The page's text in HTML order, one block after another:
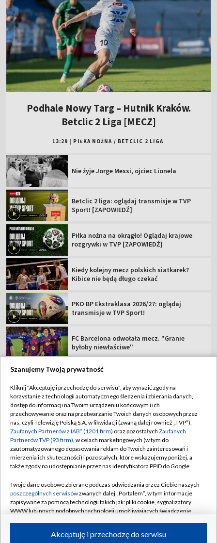
Podhale Nowy Targ – Hutnik Kraków.
Betclic 2 Liga [MECZ]
13:29 | PIŁKA NOŻNA / BETCLIC 2 LIGA
Nie żyje Jorge Messi, ojciec Lionela
Betclic 2 liga: oglądaj transmisje w TVP
Sport! [ZAPOWIEDŹ]
Piłka nożna na okrągło! Oglądaj krajowe
rozgrywki w TVP [ZAPOWIEDŹ]
Kiedy kolejny mecz polskich siatkarek?
Kibice nie będą długo czekać
PKO BP Ekstraklasa 2026/27: oglądaj
transmisje w TVP Sport!
FC Barcelona odwołała mecz. "Granie
byłoby niewłaściwe"
TVP
Abonament TVP
Sklep TVP
Biuro Reklamy
Oferta Handlowa
Emisja w TVP
Rada Programowa
Ogłoszenia przetargowe
Akademia Telewizyjna
Regulamin TVP
Polityka prywatności
Moje zgody
Biuro reklamy
Kanały
©2026 Telewizja Polska Spółka Akcyjna w likwidacji
Szanujemy Twoją prywatność
Kliknij "Akceptuję i przechodzę do serwisu", aby wyrazić zgody na
korzystanie z technologii automatycznego śledzenia i zbierania danych,
dostęp do informacji na Twoim urządzeniu końcowym i ich
przechowywanie oraz na przetwarzanie Twoich danych osobowych przez
nas, czyli Telewizję Polską S.A. w likwidacji (zwaną dalej również „TVP”),
Zaufanych Partnerów z IAB* (1201 firm) oraz pozostałych Zaufanych
Partnerów TVP (93 firm), w celach marketingowych (w tym do
zautomatyzowanego dopasowania reklam do Twoich zainteresowań i
mierzenia ich skuteczności) i pozostałych, które wskazujemy poniżej, a
także zgody na udostępnianie przez nas identyfikatora PPID do Google.
Twoje dane osobowe zbierane podczas odwiedzania przez Ciebie naszych
poszczególnych serwisówzwanych dalej „Portalem”, w tym informacje
zapisywane za pomocą technologii takich jak: pliki cookie, sygnalizatory
WWW lub innych podobnych technologii umożliwiających świadczenie
ruchu w Internecie.Akceptuję i przechodzę do serwisu